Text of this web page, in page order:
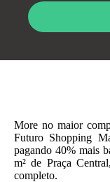
More no maior
Futuro Shopping
pagando 40% mais
m² de Praça
completo.